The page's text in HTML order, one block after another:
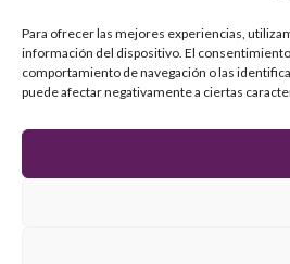
Para ofrecer las mejores experiencias,
información del dispositivo. El
comportamiento de navegación o las
puede afectar negativamente a ciertas